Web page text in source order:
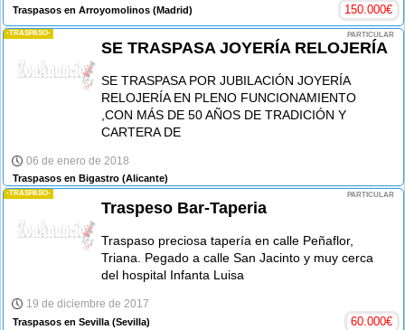
Traspasos en Arroyomolinos (Madrid) 150.000€
-TRASPASO- PARTICULAR
SE TRASPASA JOYERÍA RELOJERÍA
SE TRASPASA POR JUBILACIÓN JOYERÍA
RELOJERÍA EN PLENO FUNCIONAMIENTO
,CON MÁS DE 50 AÑOS DE TRADICIÓN Y
CARTERA DE
06 de enero de 2018
Traspasos en Bigastro (Alicante)
-TRASPASO- PARTICULAR
Traspeso Bar-Taperia
Traspaso preciosa tapería en calle Peñaflor,
Triana. Pegado a calle San Jacinto y muy cerca
del hospital Infanta Luisa
19 de diciembre de 2017
Traspasos en Sevilla (Sevilla) 60.000€